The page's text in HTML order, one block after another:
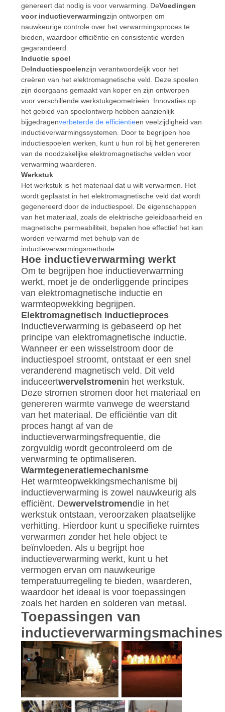
genereert dat nodig is voor verwarming. DeVoedingen
voor inductieverwarmingzijn ontworpen om
nauwkeurige controle over het verwarmingsproces te
bieden, waardoor efficiëntie en consistentie worden
gegarandeerd.
Inductie spoel
DeInductiespoelenzijn verantwoordelijk voor het
creëren van het elektromagnetische veld. Deze spoelen
zijn doorgaans gemaakt van koper en zijn ontworpen
voor verschillende werkstukgeometrieën. Innovaties op
het gebied van spoelontwerp hebben aanzienlijk
bijgedragenverbeterde de efficiëntieen veelzijdigheid van
inductieverwarmingssystemen. Door te begrijpen hoe
inductiespoelen werken, kunt u hun rol bij het genereren
van de noodzakelijke elektromagnetische velden voor
verwarming waarderen.
Werkstuk
Het werkstuk is het materiaal dat u wilt verwarmen. Het
wordt geplaatst in het elektromagnetische veld dat wordt
gegenereerd door de inductiespoel. De eigenschappen
van het materiaal, zoals de elektrische geleidbaarheid en
magnetische permeabiliteit, bepalen hoe effectief het kan
worden verwarmd met behulp van de
inductieverwarmingsmethode.
Hoe inductieverwarming werkt
Om te begrijpen hoe inductieverwarming
werkt, moet je de onderliggende principes
van elektromagnetische inductie en
warmteopwekking begrijpen.
Elektromagnetisch inductieproces
Inductieverwarming is gebaseerd op het
principe van elektromagnetische inductie.
Wanneer er een wisselstroom door de
inductiespoel stroomt, ontstaat er een snel
veranderend magnetisch veld. Dit veld
induceertwervelstromenin het werkstuk.
Deze stromen stromen door het materiaal en
genereren warmte vanwege de weerstand
van het materiaal. De efficiëntie van dit
proces hangt af van de
inductieverwarmingsfrequentie, die
zorgvuldig wordt gecontroleerd om de
verwarming te optimaliseren.
Warmtegeneratiemechanisme
Het warmteopwekkingsmechanisme bij
inductieverwarming is zowel nauwkeurig als
efficiënt. Dewervelstromendie in het
werkstuk ontstaan, veroorzaken plaatselijke
verhitting. Hierdoor kunt u specifieke ruimtes
verwarmen zonder het hele object te
beïnvloeden. Als u begrijpt hoe
inductieverwarming werkt, kunt u het
vermogen ervan om nauwkeurige
temperatuurregeling te bieden, waarderen,
waardoor het ideaal is voor toepassingen
zoals het harden en solderen van metaal.
Toepassingen van
inductieverwarmingsmachines